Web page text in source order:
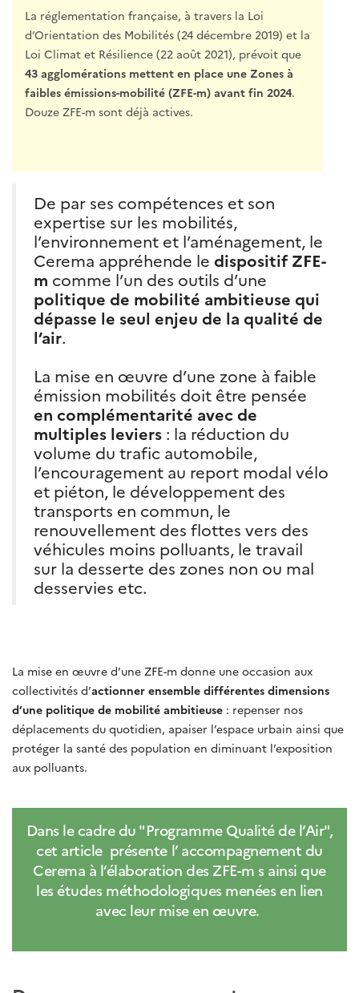
La réglementation française, à travers la Loi
d’Orientation des Mobilités (24 décembre 2019) et la
Loi Climat et Résilience (22 août 2021), prévoit que
43 agglomérations mettent en place une Zones à
faibles émissions-mobilité (ZFE-m) avant fin 2024.
Douze ZFE-m sont déjà actives.
De par ses compétences et son
expertise sur les mobilités,
l’environnement et l’aménagement, le
Cerema appréhende le dispositif ZFE-
m comme l’un des outils d’une
politique de mobilité ambitieuse qui
dépasse le seul enjeu de la qualité de
l’air.
La mise en œuvre d’une zone à faible
émission mobilités doit être pensée
en complémentarité avec de
multiples leviers : la réduction du
volume du trafic automobile,
l’encouragement au report modal vélo
et piéton, le développement des
transports en commun, le
renouvellement des flottes vers des
véhicules moins polluants, le travail
sur la desserte des zones non ou mal
desservies etc.
La mise en œuvre d’une ZFE-m donne une occasion aux
collectivités d’actionner ensemble différentes dimensions
d’une politique de mobilité ambitieuse : repenser nos
déplacements du quotidien, apaiser l’espace urbain ainsi que
protéger la santé des population en diminuant l’exposition
aux polluants.
Dans le cadre du "Programme Qualité de l’Air",
cet article présente l’ accompagnement du
Cerema à l’élaboration des ZFE-m s ainsi que
les études méthodologiques menées en lien
avec leur mise en œuvre.